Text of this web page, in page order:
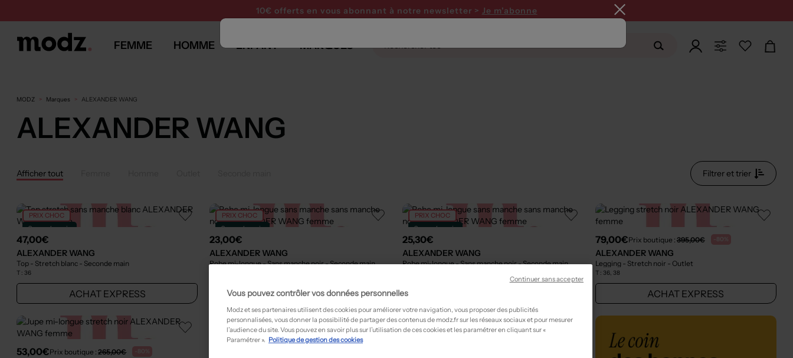
10€ offerts en vous abonnant à notre newsletter > Je m'abonne
FEMME HOMME ENFANT MARQUES
MODZ Marques ALEXANDER WANG
ALEXANDER WANG
Afficher tout Filtrer et trier
PRIX CHOC
Seconde main
47,00€
ALEXANDER WANG
Top - Stretch blanc - Seconde main
T :36
ACHAT EXPRESS
PRIX CHOC
Seconde main
23,00€
ALEXANDER WANG
Robe mi-longue - Sans manche noir- Seconde main
ACHAT EXPRESS
PRIX CHOC
Seconde main
25,30€
ALEXANDER WANG
Robe mi-longue - Sans manche noir- Seconde main
79,00€Prix boutique : 395,00€ -80%
ALEXANDER WANG
Legging - Stretch noir - Outlet
T : 36, 38
ACHAT EXPRESS
53,00€Prix boutique :265,00€ -80%
36,00€Prix boutique :180,00€ -80%
Vous pouvez contrôler vos données personnelles
Modz et ses partenaires utilisent des cookies pour améliorer votre navigation, vous proposer des publicités
personnalisées, vous donner la possibilité de partager des contenus de modz.fr sur les réseaux sociaux et pour mesurer
l’audience du site. Vous pouvez en savoir plus sur l’utilisation de ces cookies et les paramétrer en cliquant sur «
Paramétrer ». Politique de gestion des cookies
Continuer sans accepter